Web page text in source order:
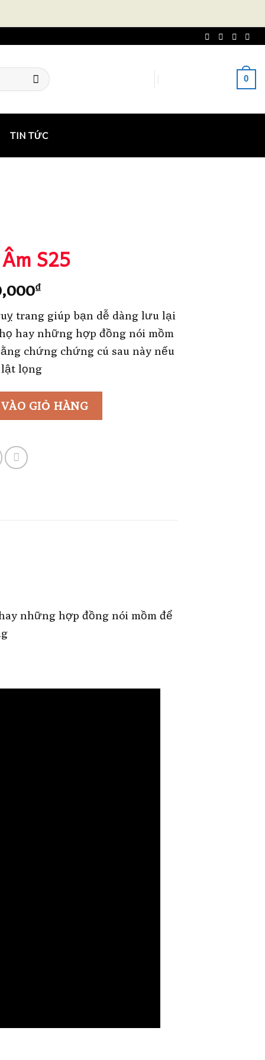
0
TIN TỨC
S25
₫Giá
tại
là:
1,600,000₫.
trang giúp bạn dễ dàng lưu lại
hay những hợp đồng nói mồm
chứng chứng cú sau này nếu
lọng
GIỎ HÀNG
những hợp đồng nói mồm để